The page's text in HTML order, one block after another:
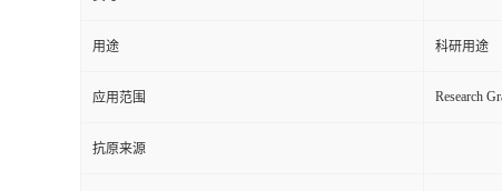
用途 科研用途
应用范围 Research
抗原来源